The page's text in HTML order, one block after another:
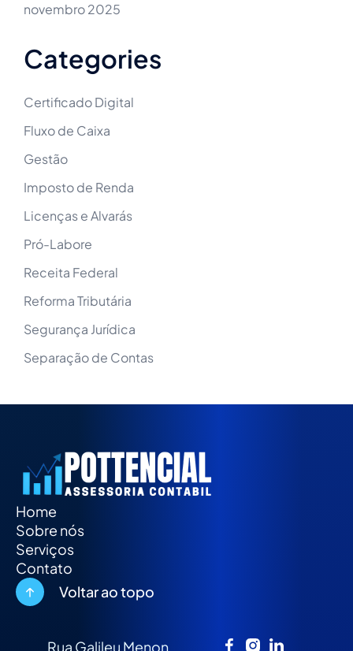
novembro 2025
Categories
Certificado Digital
Fluxo de Caixa
Gestão
Imposto de Renda
Licenças e Alvarás
Pró-Labore
Receita Federal
Reforma Tributária
Segurança Jurídica
Separação de Contas
Home
Sobre nós
Serviços
Contato
Voltar ao topo
Rua Galileu Menon,